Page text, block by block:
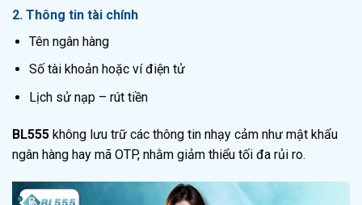
2. Thông tin tài chính
Tên ngân hàng
Số tài khoản hoặc ví điện tử
Lịch sử nạp – rút tiền
BL555 không lưu trữ các thông tin nhạy cảm như mật khẩu
ngân hàng hay mã OTP, nhằm giảm thiểu tối đa rủi ro.